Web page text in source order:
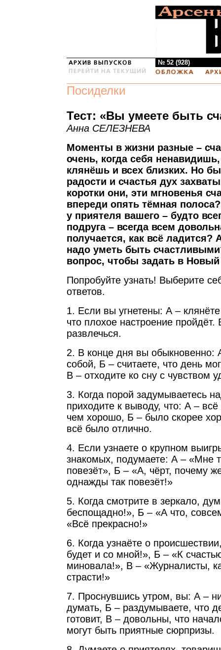
№ 52 (928)
Посиделки
Тест: «Вы умеете быть
Анна СЕЛЕЗНЕВА
Моменты в жизни разные –
очень, когда себя ненавидишь,
клянёшь и всех близких. Но
радости и счастья дух
коротки они, эти мгновенья
впереди опять тёмная
у приятеля вашего – будто
подруга – всегда всем
получается, как всё ладится?
надо уметь быть
вопрос, чтобы задать в Новый
Попробуйте узнать! Выберите
ответов.
1. Если вы угнетены: А –
что плохое настроение пройдёт.
развлечься.
2. В конце дня вы обыкновенно:
собой, Б – считаете, что день
В – отходите ко сну с чувством
3. Когда порой задумываетесь
приходите к выводу, что: А –
чем хорошо, Б – было скорее
всё было отлично.
4. Если узнаете о крупном
знакомых, подумаете: А – «Мне
повезёт», Б – «А, чёрт, почему
однажды так повезёт!»
5. Когда смотрите в зеркало,
беспощадно!», Б – «А что,
«Всё прекрасно!»
6. Когда узнаёте о
будет и со мной!», Б – «К
миновала!», В – «Журналисты,
страсти!»
7. Проснувшись утром, вы: А –
думать, Б – раздумываете, что
готовит, В – довольны, что
могут быть приятные сюрпризы.